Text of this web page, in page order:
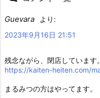
Guevara
より:
2023年9月16日 21:51
残念ながら、閉店しています。
https://kaiten-heiten.com/
まるみつの方はやってます。